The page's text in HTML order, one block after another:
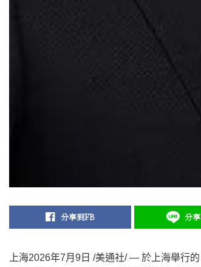
分享到FB 分
上海2026年7月9日 /美通社/ — 於上海舉行